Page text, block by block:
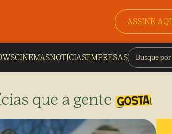
ASSINE
CINEMASNOTÍCIASEMPRESAS
que a gente gosta